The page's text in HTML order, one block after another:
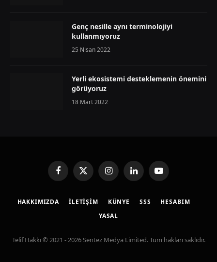
Genç nesille aynı terminolojiyi
kullanmıyoruz
25 Nisan 2022
Yerli ekosistemi desteklemenin önemini
görüyoruz
18 Mart 2022
FacebookX
(Twitter)
InstagramLinkedInYouTube
HAKKIMIZDA İLETIŞIM KÜNYE SSS
HESABIM
YASAL
Telif Hakkı © 2021 - 2026 Sentez Medya Limited. Tüm hakları saklıdır.